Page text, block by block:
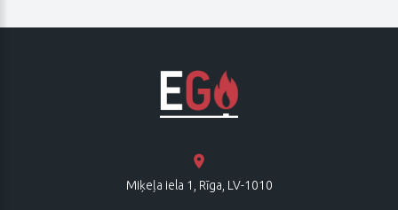
Miķeļa iela 1, Rīga, LV-1010